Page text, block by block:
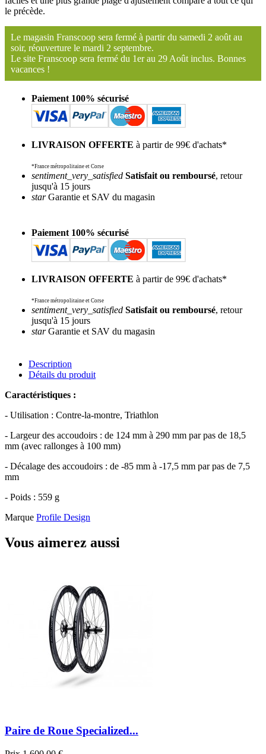
le précède.
Le magasin Franscoop sera fermé à partir du samedi 2 août au
soir, réouverture le mardi 2 septembre.
Le site Franscoop sera fermé du 1er au 29 Août inclus. Bonnes
vacances !
Paiement 100% sécurisé
LIVRAISON OFFERTE à partir de 99€ d'achats*
*France métropolitaine et Corse
sentiment_very_satisfied Satisfait ou remboursé, retour
jusqu'à 15 jours
starGarantie et SAV du magasin
Paiement 100% sécurisé
LIVRAISON OFFERTE à partir de 99€ d'achats*
*France métropolitaine et Corse
sentiment_very_satisfied Satisfait ou remboursé, retour
jusqu'à 15 jours
starGarantie et SAV du magasin
Description
Détails du produit
Caractéristiques :
- Utilisation : Contre-la-montre, Triathlon
- Largeur des accoudoirs : de 124 mm à 290 mm par pas de 18,5
mm (avec rallonges à 100 mm)
- Décalage des accoudoirs : de -85 mm à -17,5 mm par pas de 7,5
mm
- Poids : 559 g
Marque Profile Design
Vous aimerez aussi
Paire de Roue Specialized...